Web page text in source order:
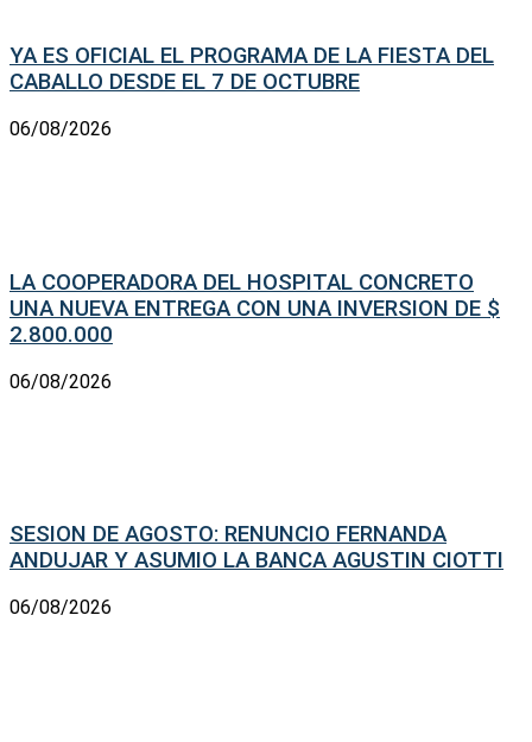
YA ES OFICIAL EL PROGRAMA DE LA FIESTA DEL
CABALLO DESDE EL 7 DE OCTUBRE
06/08/2026
LA COOPERADORA DEL HOSPITAL CONCRETO
UNA NUEVA ENTREGA CON UNA INVERSION DE $
2.800.000
06/08/2026
SESION DE AGOSTO: RENUNCIO FERNANDA
ANDUJAR Y ASUMIO LA BANCA AGUSTIN CIOTTI
06/08/2026